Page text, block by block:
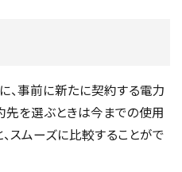
事前に新たに契約する電力
先を選ぶときは今までの使用
スムーズに比較することがで